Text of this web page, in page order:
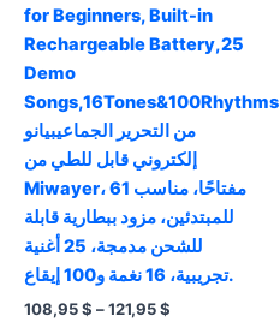
for Beginners, Built-in
Rechargeable Battery,25
Demo
Songs,16Tones&100Rhythms
من التحرير الجماعيبيانو
إلكتروني قابل للطي من
Miwayer، 61 مفتاحًا، مناسب
للمبتدئين، مزود ببطارية قابلة
للشحن مدمجة، 25 أغنية
تجريبية، 16 نغمة و100 إيقاع.
108,95$ –121,95$